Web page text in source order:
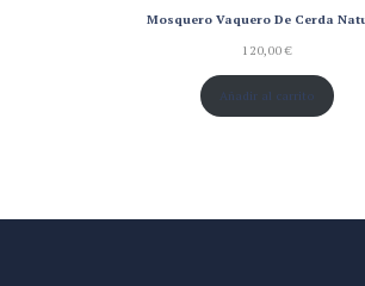
Mosquero Vaquero De Cerda
120,00€
Añadir al carrito